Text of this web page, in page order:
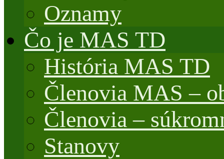
Oznamy
Čo je MAS TD
História MAS TD
Členovia MAS –
Členovia –
Stanovy